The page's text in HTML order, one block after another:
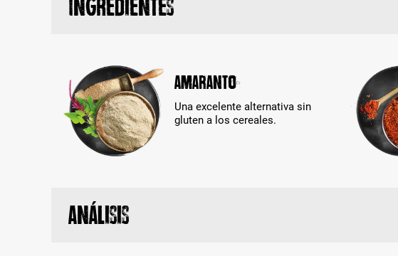
Ingredientes
Amaranto
Una excelente alternativa sin
gluten a los cereales.
Análisis